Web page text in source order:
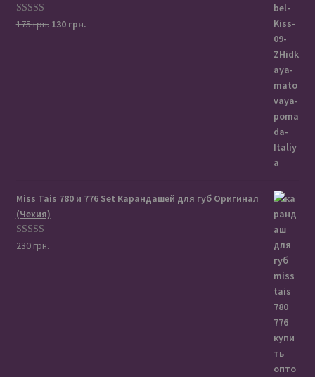
Оценка 5.00
175грн. Первоначальная
130 грн.Текущая
Miss Tais 780 и 776 Set Карандашей для губ Оригинал
(Чехия)
Оценка
230 грн.